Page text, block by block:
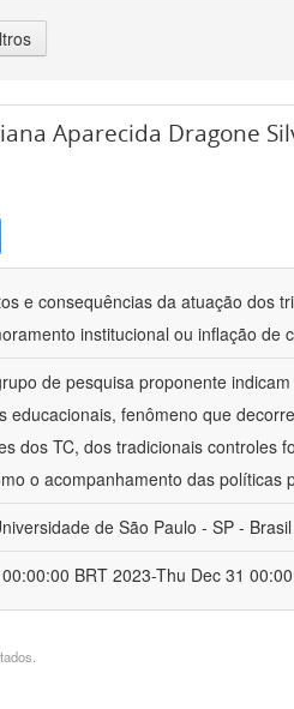
Aparecida Dragone
e consequências da atuação dos
institucional ou inflação de
de pesquisa proponente
educacionais, fenômeno que
dos TC, dos tradicionais controles
o acompanhamento das políticas
de São Paulo - SP - Brasil
BRT 2023-Thu Dec 31